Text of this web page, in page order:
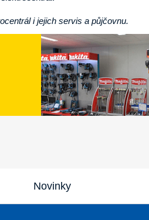
i jejich servis a půjčovnu.
Novinky